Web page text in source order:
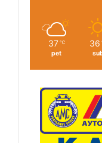
37 ℃
pet
36